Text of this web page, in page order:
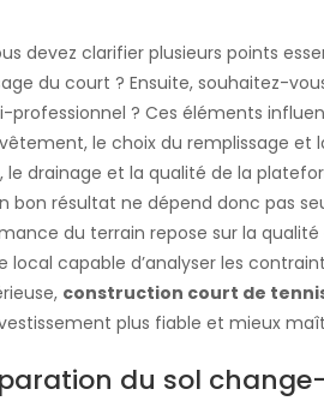
devez clarifier plusieurs points
du court ? Ensuite, souhaitez-
professionnel ? Ces éléments
le choix du remplissage et
le drainage et la qualité de la
bon résultat ne dépend donc pas
du terrain repose sur la qualité
local capable d’analyser les
construction court de
plus fiable et mieux
du sol